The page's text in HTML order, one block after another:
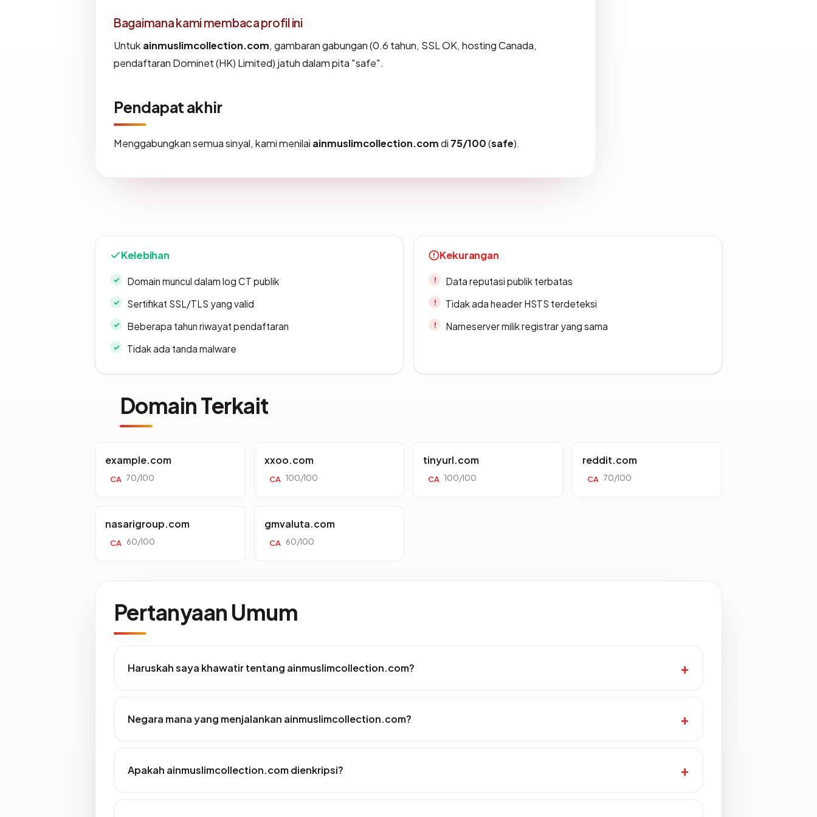
Bagaimana kami membaca profil ini
Untuk ainmuslimcollection.com, gambaran gabungan (0.6 tahun, SSL OK, hosting Canada,
pendaftaran Dominet (HK) Limited) jatuh dalam pita "safe".
Pendapat akhir
Menggabungkan semua sinyal, kami menilai ainmuslimcollection.comdi 75/100(safe).
Kelebihan
Domain muncul dalam log CT publik
Sertifikat SSL/TLS yang valid
Beberapa tahun riwayat pendaftaran
Tidak ada tanda malware
Kekurangan
Data reputasi publik terbatas
Tidak ada header HSTS terdeteksi
Nameserver milik registrar yang sama
Domain Terkait
example.com
CA 70/100
xxoo.com
CA 100/100
tinyurl.com
CA 100/100
reddit.com
CA 70/100
nasarigroup.com
CA 60/100
gmvaluta.com
CA 60/100
Pertanyaan Umum
Haruskah saya khawatir tentang ainmuslimcollection.com?
Negara mana yang menjalankan ainmuslimcollection.com?
Apakah ainmuslimcollection.com dienkripsi?